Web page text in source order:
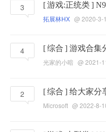
3 [游戏:正统类]
拓展林HX @ 2020-3-
4 [综合 ] 游戏合集
光家的小暗 @ 2021-
2 [综合 ] 给大家分
Microsoft @ 2022-8-